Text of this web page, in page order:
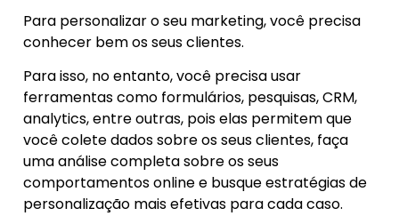
Para personalizar o seu marketing, você precisa
conhecer bem os seus clientes.
Para isso, no entanto, você precisa usar
ferramentas como formulários, pesquisas, CRM,
analytics, entre outras, pois elas permitem que
você colete dados sobre os seus clientes, faça
uma análise completa sobre os seus
comportamentos online e busque estratégias de
personalização mais efetivas para cada caso.